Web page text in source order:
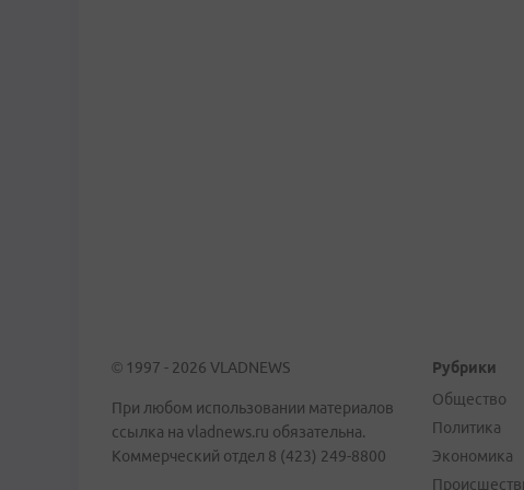
© 1997 - 2026 VLADNEWS
При любом использовании материалов
ссылка на vladnews.ru обязательна.
Коммерческий отдел 8 (423) 249-8800
Рубрики
Общество
Политика
Экономика